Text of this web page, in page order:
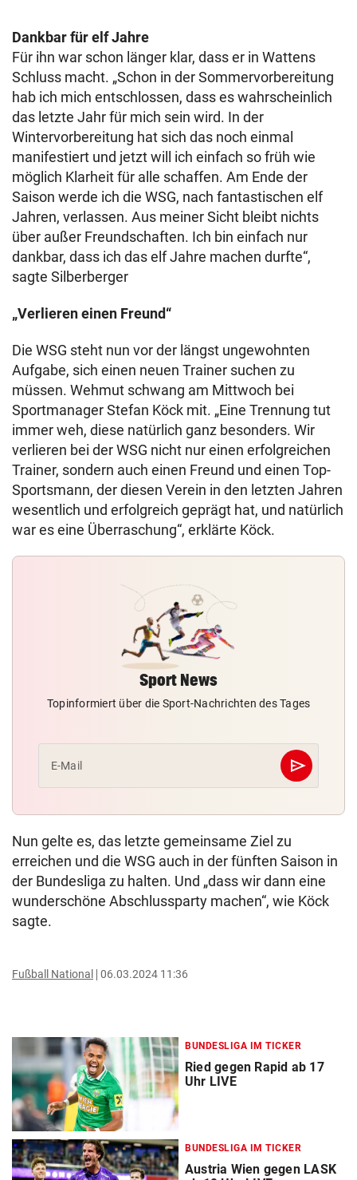
Dankbar für elf Jahre
Für ihn war schon länger klar, dass er in Wattens
Schluss macht. „Schon in der Sommervorbereitung
hab ich mich entschlossen, dass es wahrscheinlich
das letzte Jahr für mich sein wird. In der
Wintervorbereitung hat sich das noch einmal
manifestiert und jetzt will ich einfach so früh wie
möglich Klarheit für alle schaffen. Am Ende der
Saison werde ich die WSG, nach fantastischen elf
Jahren, verlassen. Aus meiner Sicht bleibt nichts
über außer Freundschaften. Ich bin einfach nur
dankbar, dass ich das elf Jahre machen durfte“,
sagte Silberberger
„Verlieren einen Freund“
Die WSG steht nun vor der längst ungewohnten
Aufgabe, sich einen neuen Trainer suchen zu
müssen. Wehmut schwang am Mittwoch bei
Sportmanager Stefan Köck mit. „Eine Trennung tut
immer weh, diese natürlich ganz besonders. Wir
verlieren bei der WSG nicht nur einen erfolgreichen
Trainer, sondern auch einen Freund und einen Top-
Sportsmann, der diesen Verein in den letzten Jahren
wesentlich und erfolgreich geprägt hat, und natürlich
war es eine Überraschung“, erklärte Köck.
Sport News
Topinformiert über die Sport-Nachrichten des Tages
E-Mail send
Abschicken
Nun gelte es, das letzte gemeinsame Ziel zu
erreichen und die WSG auch in der fünften Saison in
der Bundesliga zu halten. Und „dass wir dann eine
wunderschöne Abschlussparty machen“, wie Köck
sagte.
Fußball National 06.03.2024 11:36
BUNDESLIGA IM TICKER
Ried gegen Rapid ab 17
Uhr LIVE
BUNDESLIGA IM TICKER
Austria Wien gegen LASK